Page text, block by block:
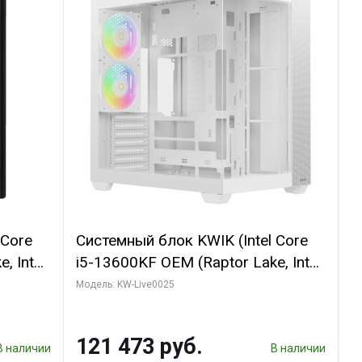
Intel
наличии
Системный блок KWIK (Intel Core
i5-13600KF OEM (Raptor Lake, Intel
7, C14 8EC/6PC/ 32 ГБ ОЗУ (2
3xDP / 960 ГБ SSD)
Модель: KW-Live0025
121 473 руб. В наличии